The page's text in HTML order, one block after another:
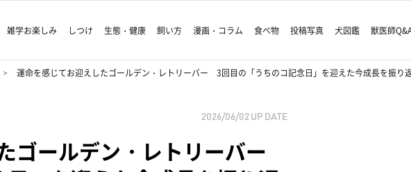
雑学お楽しみ しつけ 生態・健康 飼い方 漫画・コラム 食べ物 投稿写真 犬図鑑 獣医師
運命を感じてお迎えしたゴールデン・レトリーバー 3回目の「うちのコ記念日」を迎えた今成長を振り
2026/06/02 UP DATE
ゴールデン・レトリーバー